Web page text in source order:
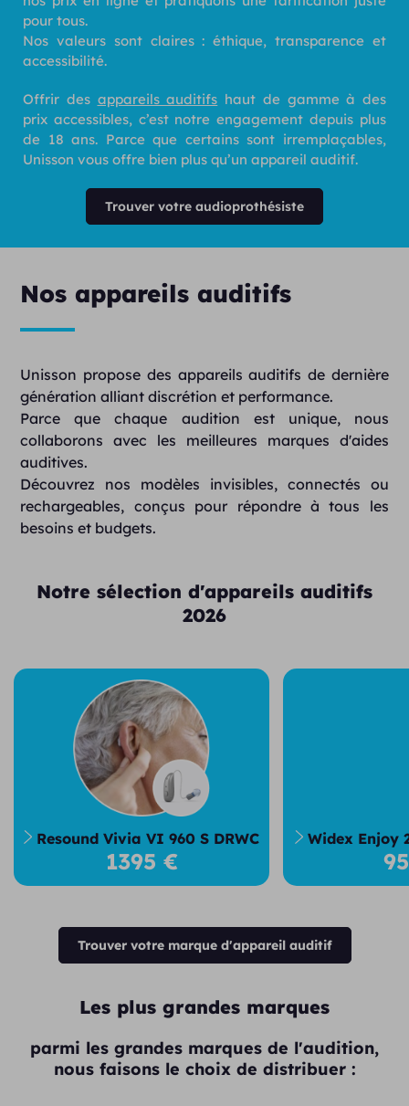
pour tous.
Nos valeurs sont claires : éthique, transparence et
accessibilité.
Offrir des appareils auditifs haut de gamme à des
prix accessibles, c’est notre engagement depuis plus
de 18 ans. Parce que certains sont irremplaçables,
Unisson vous offre bien plus qu’un appareil auditif.
Trouver votre audioprothésiste
Nos appareils auditifs
Unisson propose des appareils auditifs de dernière
génération alliant discrétion et performance.
Parce que chaque audition est unique, nous
collaborons avec les meilleures marques d'aides
auditives.
Découvrez nos modèles invisibles, connectés ou
rechargeables, conçus pour répondre à tous les
besoins et budgets.
Notre sélection d'appareils auditifs
2026
Resound Vivia VI 960 S DRWC
1395 €
Widex Enjoy
Trouver votre marque d'appareil auditif
Les plus grandes marques
parmi les grandes marques de l'audition,
nous faisons le choix de distribuer :